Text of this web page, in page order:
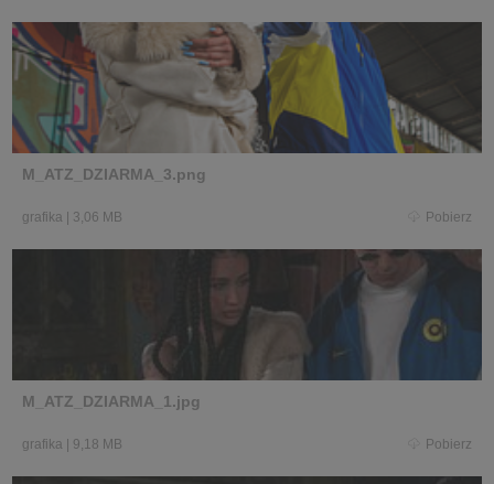
M_ATZ_DZIARMA_3.png
grafika 3,06 MB Pobierz
M_ATZ_DZIARMA_1.jpg
grafika 9,18 MB Pobierz